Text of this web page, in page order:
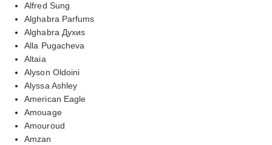
Alfred Sung
Alghabra Parfums
Alghabra Духиs
Alla Pugacheva
Altaia
Alyson Oldoini
Alyssa Ashley
American Eagle
Amouage
Amouroud
Amzan